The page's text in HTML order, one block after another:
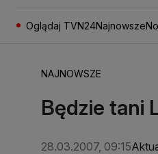
Oglądaj TVN24Najnowsze
NAJNOWSZE
Będzie tani
28.03.2007, 09:15